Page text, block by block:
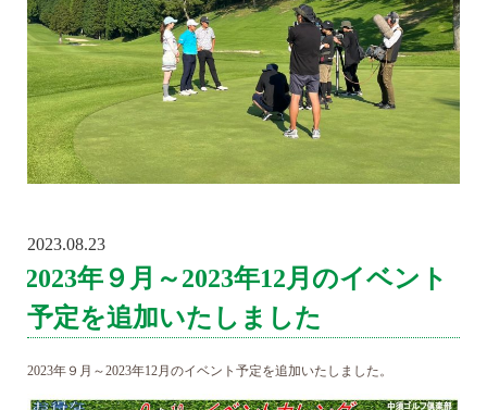
POSTED
2023.08.23
2023年９月～2023年12月のイベント
予定を追加いたしました
2023年９月～2023年12月のイベント予定を追加いたしました。